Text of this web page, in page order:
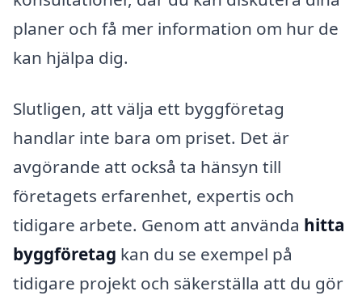
planer och få mer information om hur de
kan hjälpa dig.
Slutligen, att välja ett byggföretag
handlar inte bara om priset. Det är
avgörande att också ta hänsyn till
företagets erfarenhet, expertis och
tidigare arbete. Genom att använda hitta
byggföretag kan du se exempel på
tidigare projekt och säkerställa att du gör